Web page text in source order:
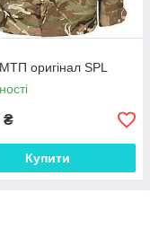
оригінал SPL
₴
Купити